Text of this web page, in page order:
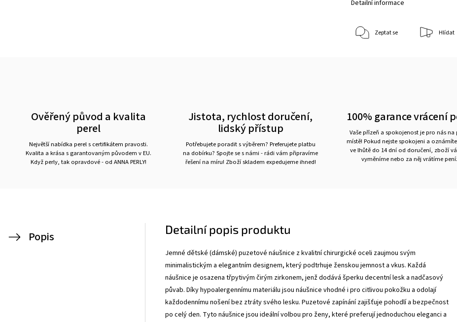
Detailní informace
Zeptat se Hlídat
Ověřený původ a kvalita
perel
Největší nabídka perel s certifikátem pravosti.
Kvalita a krása s garantovaným původem v EU.
Když perly, tak opravdové - od ANNA PERLY!
Jistota, rychlost doručení,
lidský přístup
Potřebujete poradit s výběrem? Preferujete platbu
na dobírku? Spojte se s námi - rádi vám připravíme
řešení na míru! Zboží skladem expedujeme ihned!
100% garance vrácení
Vaše přízeň a spokojenost je pro nás na
místě! Pokud nejste spokojeni a
ve lhůtě do 14 dní od doručení, zboží
vyměníme nebo za něj vrátíme
Popis Detailní popis produktu
Jemné dětské (dámské) puzetové náušnice z kvalitní chirurgické oceli zaujmou svým
minimalistickým a elegantním designem, který podtrhuje ženskou jemnost a vkus. Každá
náušnice je osazena třpytivým čirým zirkonem, jenž dodává šperku decentní lesk a nadčasový
půvab. Díky hypoalergennímu materiálu jsou náušnice vhodné i pro citlivou pokožku a odolají
každodennímu nošení bez ztráty svého lesku. Puzetové zapínání zajišťuje pohodlí a bezpečnost
po celý den. Tyto náušnice jsou ideální volbou pro ženy, které preferují jednoduchou eleganci a